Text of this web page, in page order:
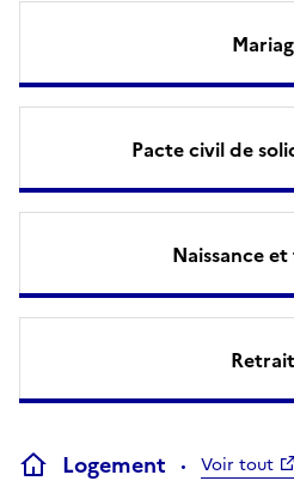
Pacte civil de
Naissance
Logement Voir tout